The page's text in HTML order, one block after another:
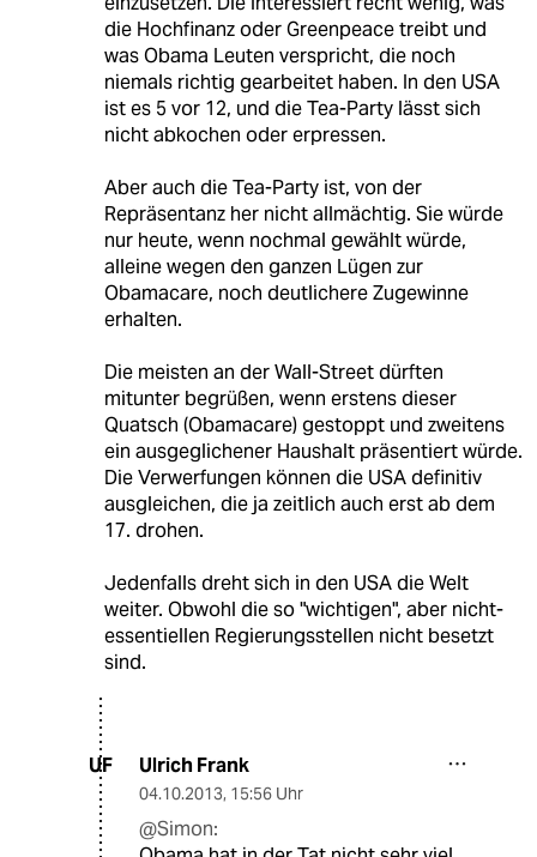
die Hochfinanz oder Greenpeace treibt und
was Obama Leuten verspricht, die noch
niemals richtig gearbeitet haben. In den USA
ist es 5 vor 12, und die Tea-Party lässt sich
nicht abkochen oder erpressen.
Aber auch die Tea-Party ist, von der
Repräsentanz her nicht allmächtig. Sie würde
nur heute, wenn nochmal gewählt würde,
alleine wegen den ganzen Lügen zur
Obamacare, noch deutlichere Zugewinne
erhalten.
Die meisten an der Wall-Street dürften
mitunter begrüßen, wenn erstens dieser
Quatsch (Obamacare) gestoppt und zweitens
ein ausgeglichener Haushalt präsentiert würde.
Die Verwerfungen können die USA definitiv
ausgleichen, die ja zeitlich auch erst ab dem
17. drohen.
Jedenfalls dreht sich in den USA die Welt
weiter. Obwohl die so "wichtigen", aber nicht-
essentiellen Regierungsstellen nicht besetzt
sind.
UF Ulrich Frank
04.10.2013, 15:56 Uhr
@Simon: